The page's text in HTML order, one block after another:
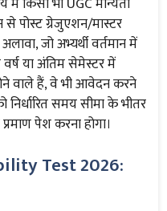
से पोस्ट ग्रेजुएशन/मास्टर
जो अभ्यर्थी वर्तमान में
वर्ष या अंतिम सेमेस्टर में
वाले हैं, वे भी आवेदन करने
निर्धारित समय सीमा के भीतर
पेश करना होगा।
Test 2026: